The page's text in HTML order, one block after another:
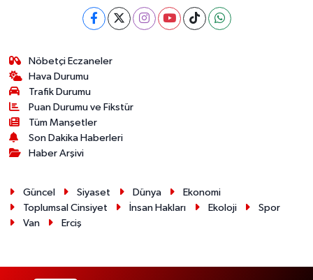
Nöbetçi Eczaneler
Hava Durumu
Trafik Durumu
Puan Durumu ve Fikstür
Tüm Manşetler
Son Dakika Haberleri
Haber Arşivi
Güncel Siyaset Dünya
Ekonomi
Toplumsal Cinsiyet
İnsan Hakları Ekoloji
Spor
Van
Erciş